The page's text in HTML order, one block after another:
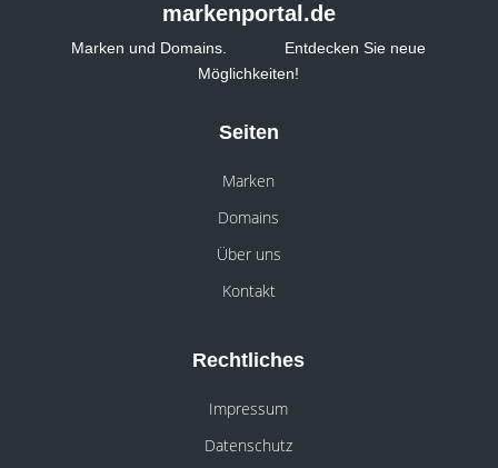
markenportal.de
Marken und Domains. Entdecken Sie neue
Möglichkeiten!
Seiten
Marken
Domains
Über uns
Kontakt
Rechtliches
Impressum
Datenschutz